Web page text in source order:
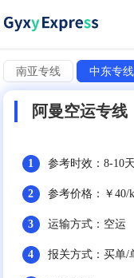
南亚专线 中东专线
阿曼空运专线
1 参考时效：8-10天
2 参考价格：￥40/
3 运输方式：空运
4 报关方式：买单/